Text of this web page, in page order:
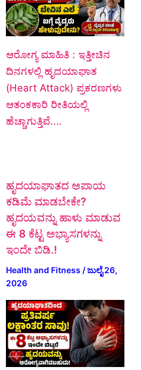
ಆರೋಗ್ಯ ಮಾಹಿತಿ : ಇತ್ತೀಚಿನ
ದಿನಗಳಲ್ಲಿ ಹೃದಯಾಘಾತ
(Heart Attack) ಪ್ರಕರಣಗಳು
ಆತಂಕಕಾರಿ ರೀತಿಯಲ್ಲಿ
ಹೆಚ್ಚಾಗುತ್ತಿವೆ.…
ಹೃದಯಾಘಾತದ ಅಪಾಯ
ಕಡಿಮೆ ಮಾಡಬೇಕೇ?
ಹೃದಯವನ್ನು ಹಾಳು ಮಾಡುವ
ಈ 8 ಕೆಟ್ಟ ಅಭ್ಯಾಸಗಳನ್ನು
ಇಂದೇ ಬಿಡಿ.!
Health and Fitness /ಜುಲೈ 26,
2026